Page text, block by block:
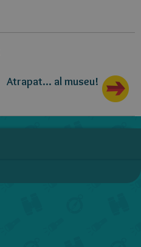
Atrapat... al museu!